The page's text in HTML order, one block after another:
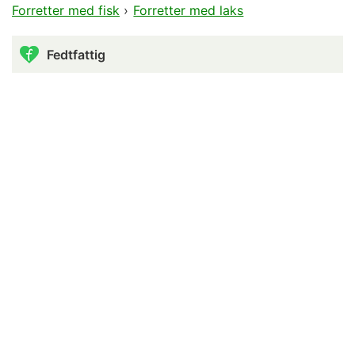
Forretter med fisk › Forretter med laks
Fedtfattig